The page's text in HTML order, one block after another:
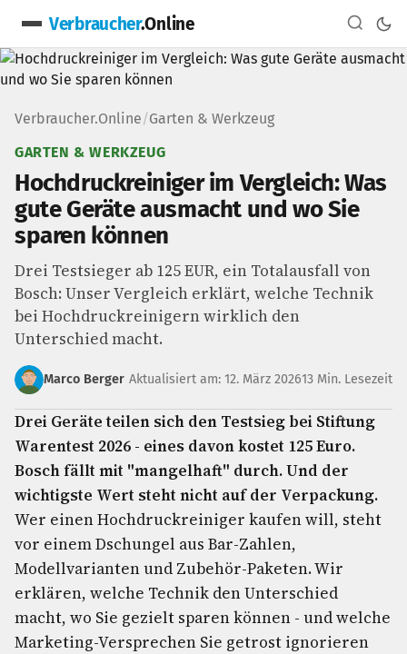
Verbraucher.Online
Verbraucher.Online/Garten & Werkzeug
GARTEN & WERKZEUG
Hochdruckreiniger im Vergleich: Was
gute Geräte ausmacht und wo Sie
sparen können
Drei Testsieger ab 125 EUR, ein Totalausfall von
Bosch: Unser Vergleich erklärt, welche Technik
bei Hochdruckreinigern wirklich den
Unterschied macht.
Marco Berger Aktualisiert am: 12. März 202613 Min. Lesezeit
Drei Geräte teilen sich den Testsieg bei Stiftung
Warentest 2026 - eines davon kostet 125 Euro.
Bosch fällt mit "mangelhaft" durch. Und der
wichtigste Wert steht nicht auf der Verpackung.
Wer einen Hochdruckreiniger kaufen will, steht
vor einem Dschungel aus Bar-Zahlen,
Modellvarianten und Zubehör-Paketen. Wir
erklären, welche Technik den Unterschied
macht, wo Sie gezielt sparen können - und welche
Marketing-Versprechen Sie getrost ignorieren